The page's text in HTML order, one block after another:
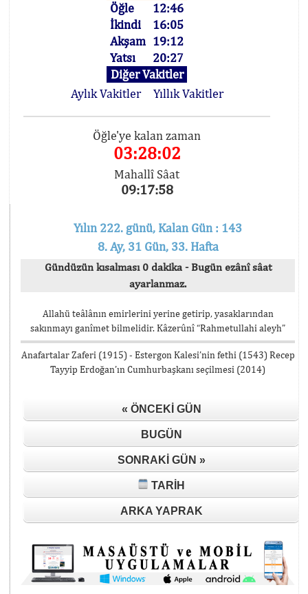
Öğle
12:46
İkindi
16:05
Akşam 19:12
Yatsı
20:27
Diğer Vakitler
Aylık Vakitler
Yıllık Vakitler
Öğle'ye kalan zaman
03:28:02
Mahallî Sâat
09:17:58
Yılın 222. günü, Kalan Gün : 143
8. Ay, 31 Gün, 33. Hafta
Gündüzün kısalması 0 dakika - Bugün ezânî sâat
ayarlanmaz.
Allahü teâlânın emirlerini yerine getirip, yasaklarından
sakınmayı ganîmet bilmelidir. Kâzerûnî “Rahmetullahi aleyh”
Anafartalar Zaferi (1915) - Estergon Kalesi’nin fethi (1543) Recep
Tayyip Erdoğan’ın Cumhurbaşkanı seçilmesi (2014)
« ÖNCEKI GÜN
BUGÜN
SONRAKI GÜN »
TARIH
ARKA YAPRAK